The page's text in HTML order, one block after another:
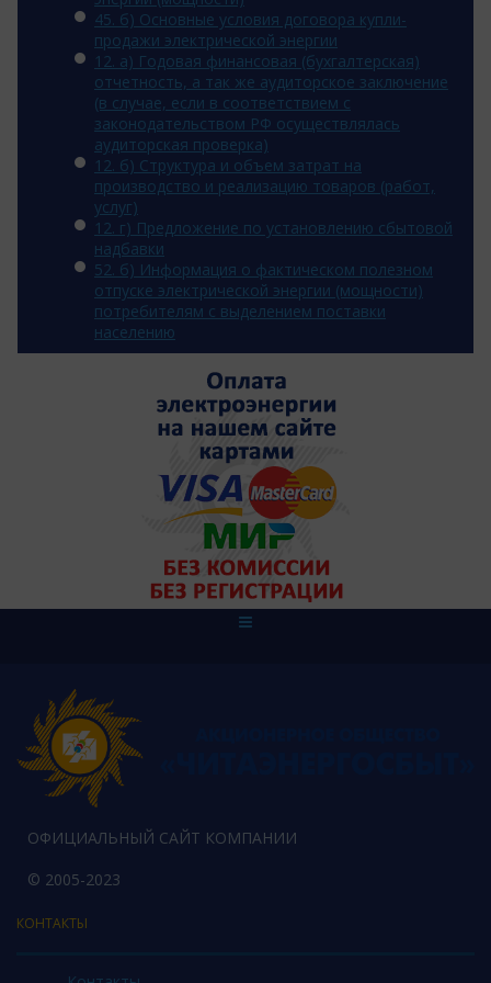
45. б) Основные условия договора купли-
продажи электрической энергии
12. a) Годовая финансовая (бухгалтерская)
отчетность, а так же аудиторское заключение
(в случае, если в соответствием с
законодательством РФ осуществлялась
аудиторская проверка)
12. б) Структура и объем затрат на
производство и реализацию товаров (работ,
услуг)
12. г) Предложение по установлению сбытовой
надбавки
52. б) Информация о фактическом полезном
отпуске электрической энергии (мощности)
потребителям с выделением поставки
населению
ОФИЦИАЛЬНЫЙ САЙТ КОМПАНИИ
© 2005-2023
КОНТАКТЫ